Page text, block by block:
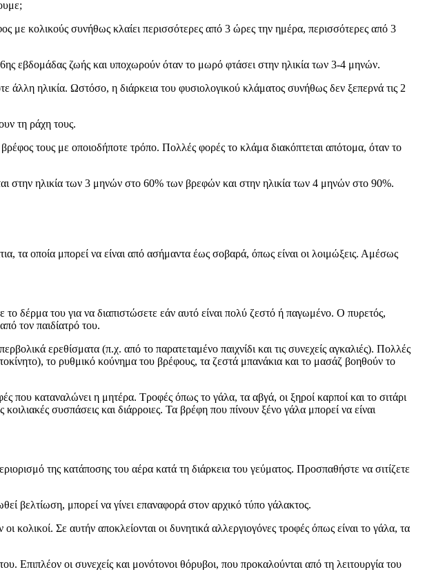
με κολικούς συνήθως κλαίει περισσότερες από 3 ώρες την ημέρα, περισσότερες από 3
εβδομάδας ζωής και υποχωρούν όταν το μωρό φτάσει στην ηλικία των 3-4 μηνών.
άλλη ηλικία. Ωστόσο, η διάρκεια του φυσιολογικού κλάματος συνήθως δεν ξεπερνά τις 2
τη ράχη τους.
τους με οποιοδήποτε τρόπο. Πολλές φορές το κλάμα διακόπτεται απότομα, όταν το
στην ηλικία των 3 μηνών στο 60% των βρεφών και στην ηλικία των 4 μηνών στο 90%.
τα οποία μπορεί να είναι από ασήμαντα έως σοβαρά, όπως είναι οι λοιμώξεις. Αμέσως
δέρμα του για να διαπιστώσετε εάν αυτό είναι πολύ ζεστό ή παγωμένο. Ο πυρετός,
τον παιδίατρό του.
ερεθίσματα (π.χ. από το παρατεταμένο παιχνίδι και τις συνεχείς αγκαλιές). Πολλές
το ρυθμικό κούνημα του βρέφους, τα ζεστά μπανάκια και το μασάζ βοηθούν το
καταναλώνει η μητέρα. Τροφές όπως το γάλα, τα αβγά, οι ξηροί καρποί και το σιτάρι
συσπάσεις και διάρροιες. Τα βρέφη που πίνουν ξένο γάλα μπορεί να είναι
της κατάποσης του αέρα κατά τη διάρκεια του γεύματος. Προσπαθήστε να σιτίζετε
βελτίωση, μπορεί να γίνει επαναφορά στον αρχικό τύπο γάλακτος.
Σε αυτήν αποκλείονται οι δυνητικά αλλεργιογόνες τροφές όπως είναι το γάλα, τα
Επιπλέον οι συνεχείς και μονότονοι θόρυβοι, που προκαλούνται από τη λειτουργία του